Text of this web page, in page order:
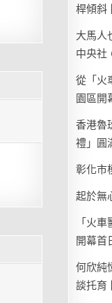
桿傾斜
大馬人
中央社
從「火
園區開
香港魯
禮」圓
彰化市
起於
「火
開幕首
何欣純
談托育